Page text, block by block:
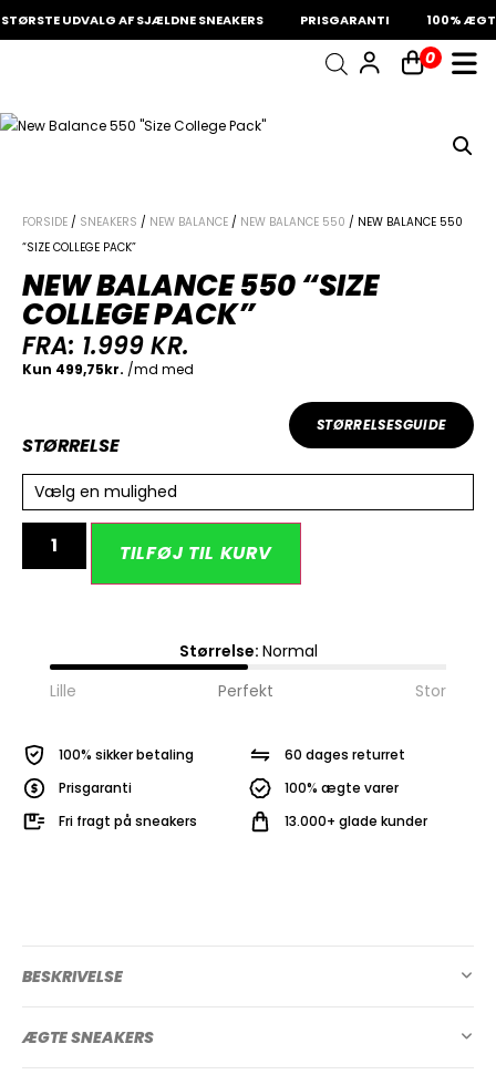
UDVALG AF SJÆLDNE SNEAKERS PRISGARANTI 100%
0
FORSIDE / SNEAKERS / NEW BALANCE / NEW BALANCE 550 / NEW BALANCE 550
“SIZE COLLEGE PACK”
NEW BALANCE 550 “SIZE
COLLEGE PACK”
FRA: 1.999KR.
STØRRELSESGUIDE
STØRRELSE
Vælg en mulighed
TILFØJ TIL KURV
Størrelse: Normal
Lille
Perfekt Stor
100% sikker betaling
Prisgaranti
Fri fragt på sneakers
60 dages returret
100% ægte varer
13.000+ glade kunder
BESKRIVELSE
ÆGTE SNEAKERS